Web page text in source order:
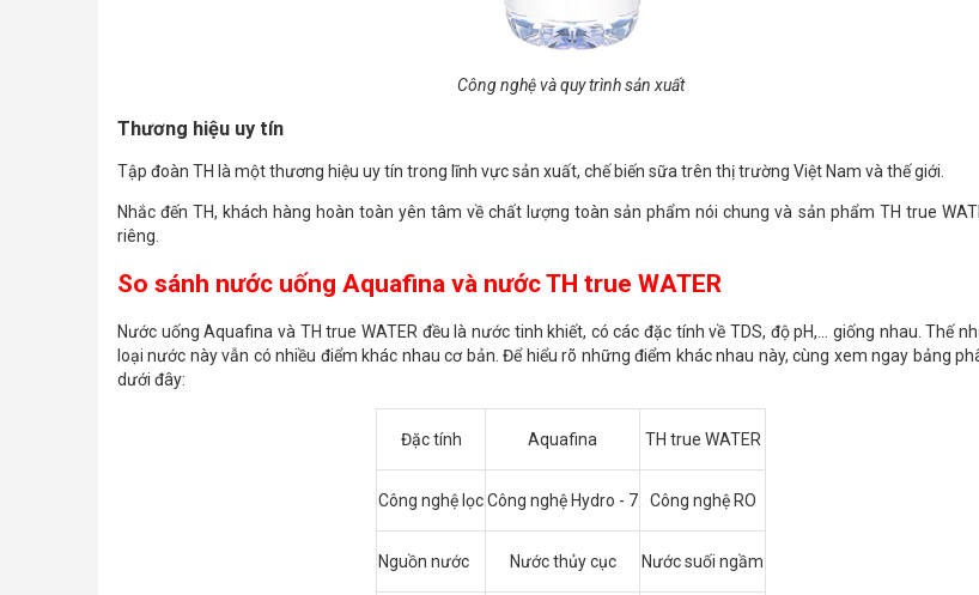
Công nghệ và quy trình sản xuất
Thương hiệu uy tín
Tập đoàn TH là một thương hiệu uy tín trong lĩnh vực sản xuất, chế biến sữa trên thị trường Việt Nam và thế giới.
Nhắc đến TH, khách hàng hoàn toàn yên tâm về chất lượng toàn sản phẩm nói chung và sản phẩm TH true
riêng.
So sánh nước uống Aquafina và nước TH true WATER
Nước uống Aquafina và TH true WATER đều là nước tinh khiết, có các đặc tính về TDS, độ pH,... giống nhau. Thế
loại nước này vẫn có nhiều điểm khác nhau cơ bản. Để hiểu rõ những điểm khác nhau này, cùng xem ngay bảng
dưới đây:
Đặc tính Aquafina TH true WATER
Công nghệ lọc Công nghệ Hydro - 7 Công nghệ RO
Nguồn nước Nước thủy cục Nước suối ngầm